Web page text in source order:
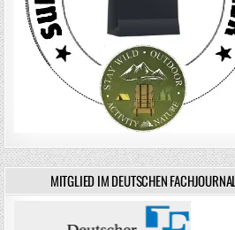
MITGLIED IM DEUTSCHEN